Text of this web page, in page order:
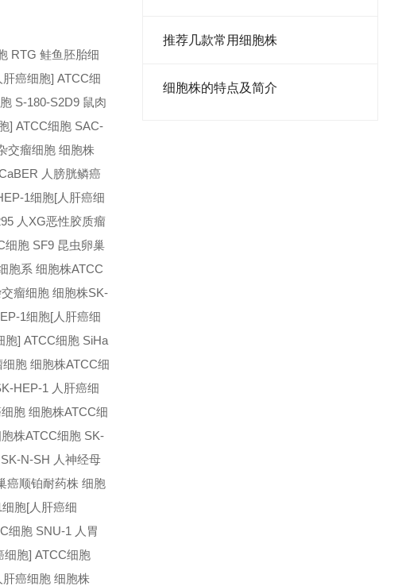
推荐几款常用细胞株
细胞株的特点及简介
RTG 鲑鱼胚胎细
癌细胞] ATCC细
S-180-S2D9 鼠肉
] ATCC细胞 SAC-
交瘤细胞 细胞株
人膀胱鳞癌
1细胞[人肝癌细
人XG恶性胶质瘤
细胞 SF9 昆虫卵巢
胞系 细胞株ATCC
瘤细胞 细胞株SK-
1细胞[人肝癌细
胞] ATCC细胞 SiHa
细胞 细胞株ATCC细
HEP-1 人肝癌细
胞 细胞株ATCC细
株ATCC细胞 SK-
N-SH 人神经母
癌顺铂耐药株 细胞
胞[人肝癌细
细胞 SNU-1 人胃
细胞] ATCC细胞
癌细胞 细胞株